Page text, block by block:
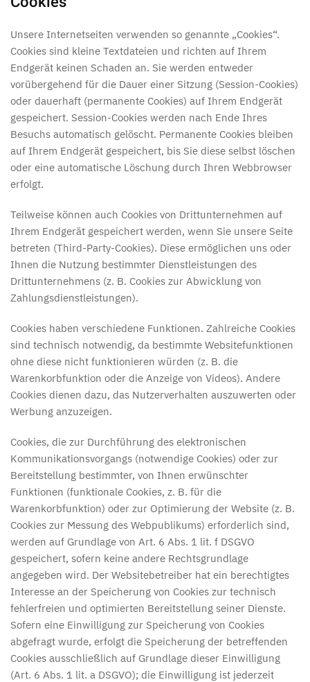
Unsere Internetseiten verwenden so genannte „Cookies“.
Cookies sind kleine Textdateien und richten auf Ihrem
Endgerät keinen Schaden an. Sie werden entweder
vorübergehend für die Dauer einer Sitzung (Session-Cookies)
oder dauerhaft (permanente Cookies) auf Ihrem Endgerät
gespeichert. Session-Cookies werden nach Ende Ihres
Besuchs automatisch gelöscht. Permanente Cookies bleiben
auf Ihrem Endgerät gespeichert, bis Sie diese selbst löschen
oder eine automatische Löschung durch Ihren Webbrowser
erfolgt.
Teilweise können auch Cookies von Drittunternehmen auf
Ihrem Endgerät gespeichert werden, wenn Sie unsere Seite
betreten (Third-Party-Cookies). Diese ermöglichen uns oder
Ihnen die Nutzung bestimmter Dienstleistungen des
Drittunternehmens (z. B. Cookies zur Abwicklung von
Zahlungsdienstleistungen).
Cookies haben verschiedene Funktionen. Zahlreiche Cookies
sind technisch notwendig, da bestimmte Websitefunktionen
ohne diese nicht funktionieren würden (z. B. die
Warenkorbfunktion oder die Anzeige von Videos). Andere
Cookies dienen dazu, das Nutzerverhalten auszuwerten oder
Werbung anzuzeigen.
Cookies, die zur Durchführung des elektronischen
Kommunikationsvorgangs (notwendige Cookies) oder zur
Bereitstellung bestimmter, von Ihnen erwünschter
Funktionen (funktionale Cookies, z. B. für die
Warenkorbfunktion) oder zur Optimierung der Website (z. B.
Cookies zur Messung des Webpublikums) erforderlich sind,
werden auf Grundlage von Art. 6 Abs. 1 lit. f DSGVO
gespeichert, sofern keine andere Rechtsgrundlage
angegeben wird. Der Websitebetreiber hat ein berechtigtes
Interesse an der Speicherung von Cookies zur technisch
fehlerfreien und optimierten Bereitstellung seiner Dienste.
Sofern eine Einwilligung zur Speicherung von Cookies
abgefragt wurde, erfolgt die Speicherung der betreffenden
Cookies ausschließlich auf Grundlage dieser Einwilligung
(Art. 6 Abs. 1 lit. a DSGVO); die Einwilligung ist jederzeit